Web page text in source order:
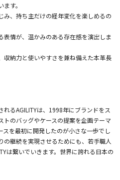
す。
み、持ち主だけの経年変化を楽しめるの
表情が、温かみのある存在感を演出しま
収納力と使いやすさを兼ね備えた本革長
るAGILITYは、1998年にブランドをス
トのバッグやケースの提案を企画テーマ
を最初に開発したのが小さな一歩でし
の継続を実現させるためにも、若手職人
は繋いでいきます。世界に誇れる日本の